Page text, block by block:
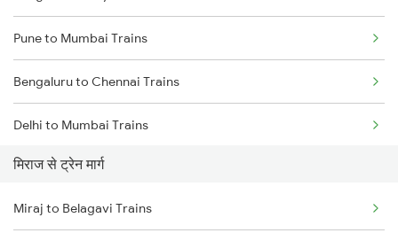
Pune to Mumbai Trains
Bengaluru to Chennai Trains
Delhi to Mumbai Trains
Mumbai to Pune Trains
Delhi to Jammu Trains
मिराज से ट्रेन मार्ग
Miraj to Belagavi Trains